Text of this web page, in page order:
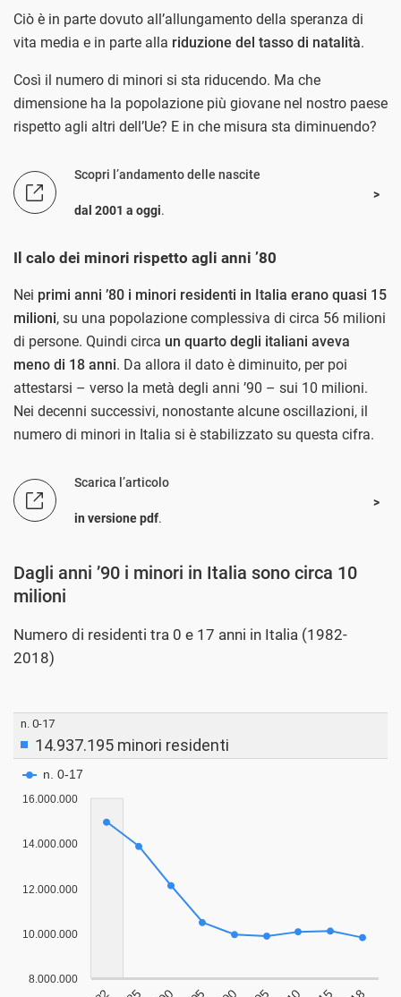
Ciò è in parte dovuto all’allungamento della speranza di
vita media e in parte alla riduzione del tasso di natalità.
Così il numero di minori si sta riducendo. Ma che
dimensione ha la popolazione più giovane nel nostro paese
rispetto agli altri dell’Ue? E in che misura sta diminuendo?
Scopri l’andamento delle nascite
dal 2001 a oggi.
Il calo dei minori rispetto agli anni ’80
Nei primi anni ’80 i minori residenti in Italia erano quasi 15
milioni, su una popolazione complessiva di circa 56 milioni
di persone. Quindi circa un quarto degli italiani aveva
meno di 18 anni. Da allora il dato è diminuito, per poi
attestarsi – verso la metà degli anni ’90 – sui 10 milioni.
Nei decenni successivi, nonostante alcune oscillazioni, il
numero di minori in Italia si è stabilizzato su questa cifra.
Scarica l’articolo
in versione pdf.
Dagli anni ’90 i minori in Italia sono circa 10
milioni
Numero di residenti tra 0 e 17 anni in Italia (1982-
2018)